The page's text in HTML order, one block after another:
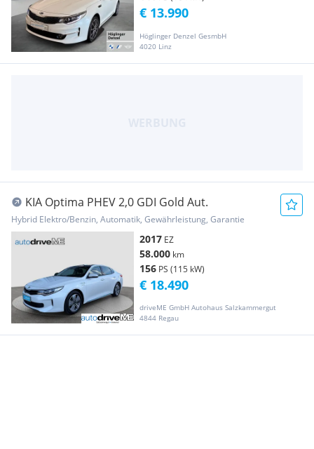
Höglinger Denzel GesmbH
4020 Linz
€ 13.990
KIA Optima PHEV 2,0 GDI Gold Aut.
Hybrid Elektro/Benzin, Automatik, Gewährleistung, Garantie
2017 EZ
58.000 km
156 PS (115 kW)
driveME GmbH Autohaus Salzkammergut
4844 Regau
€ 18.490